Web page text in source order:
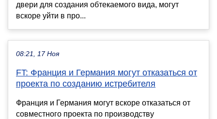
двери для создания обтекаемого вида, могут
вскоре уйти в про...
08:21, 17 Ноя
FT: Франция и Германия могут отказаться от
проекта по созданию истребителя
Франция и Германия могут вскоре отказаться от
совместного проекта по производству